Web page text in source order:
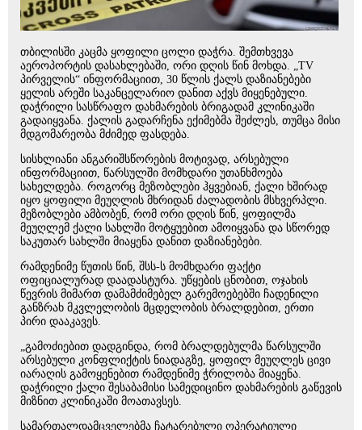
თბილისში კაცმა ყოფილი ცოლი დაჭრა. შემთხვევა
აეროპორტის დასახლებაში, ორი დღის წინ მოხდა. „TV
პირველის“ ინფორმაციით, 30 წლის ქალს დაზიანებები
ყელის არეში საკანცელარიო დანით აქვს მიყენებული.
დაჭრილი სასწრაფო დახმარების ბრიგადამ კლინიკაში
გადაიყვანა. ქალის გადარჩენა ექიმებმა შეძლეს, თუმცა მისი
მდგომარეობა მძიმედ ფასდება.
სისხლიანი ანგარიშსწორების მოტივად, არსებული
ინფორმაციით, წარსულში მომხდარი უთანხმოება
სახელდება. როგორც მეზობლები ჰყვებიან, ქალი ხშირად
იყო ყოფილი მეუღლის მხრიდან ძალადობის მსხვერპლი.
მეზობლები ამბობენ, რომ ორი დღის წინ, ყოფილმა
მეუღლემ ქალი სახლში მოტყუებით ამოიყვანა და სწორედ
საკუთარ სახლში მიაყენა დანით დაზიანებები.
რამდენიმე წუთის წინ, შსს-ს მომხდარი ფაქტი
ოფიციალურად დაადასტურა. უწყების ცნობით, ოჯახის
წევრის მიმართ დამამძიმებელ გარემოებებში ჩადენილი
განზრახ მკვლელობის მცდელობის ბრალდებით, ერთი
პირი დააკავეს.
„გამოძიებით დადგინდა, რომ ბრალდებულმა წარსულში
არსებული კონფლიქტის ნიადაგზე, ყოფილ მეუღლეს ცივი
იარაღის გამოყენებით რამდენიმე ჭრილობა მიაყენა.
დაჭრილი ქალი შესაბამისი სამედიცინო დახმარების გაწევის
მიზნით კლინიკაში მოათავსეს.
სამართალდამცველებმა ჩატარებული ოპერატიული